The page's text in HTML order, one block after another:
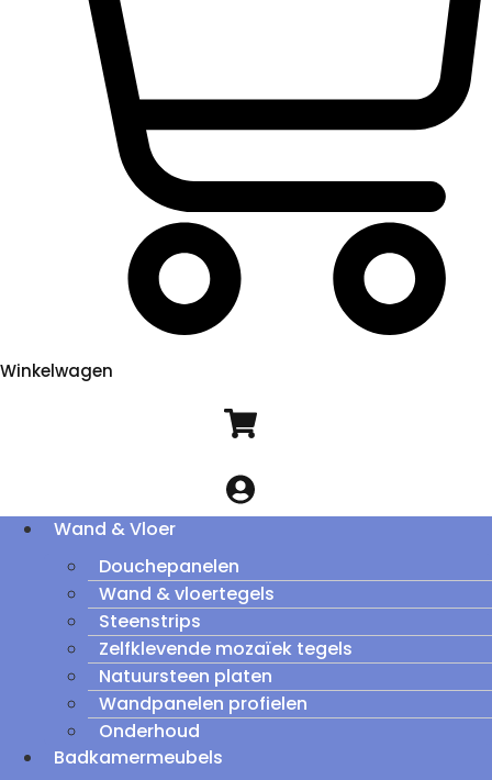
Winkelwagen
Wand & Vloer
Douchepanelen
Wand & vloertegels
Steenstrips
Zelfklevende mozaïek tegels
Natuursteen platen
Wandpanelen profielen
Onderhoud
Badkamermeubels